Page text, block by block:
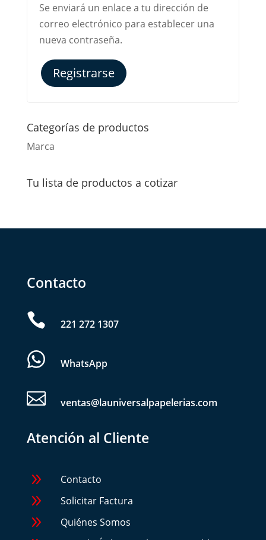
Se enviará un enlace a tu dirección de
correo electrónico para establecer una
nueva contraseña.
Registrarse
Categorías de productos
Marca
Tu lista de productos a cotizar
Contacto

221 272 1307
WhatsApp
 ventas@launiversalpapelerias.com
Atención al Cliente
9 Contacto
9 Solicitar Factura
9 Quiénes Somos